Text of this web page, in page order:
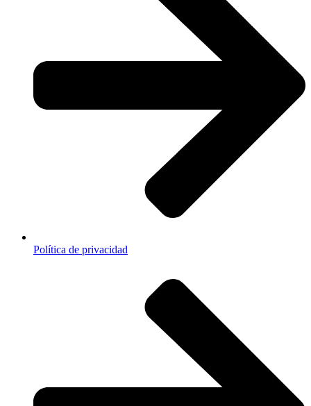
Política de privacidad